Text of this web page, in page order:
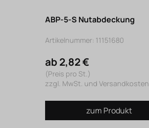
ABP-5-S Nutabdeckung
Artikelnummer: 11151680
ab 2,82 €
(Preis pro St.)
zzgl. MwSt. und Versandkosten
zum Produkt